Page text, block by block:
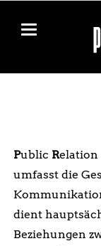
Public Relation
umfasst die
dient
Beziehungen